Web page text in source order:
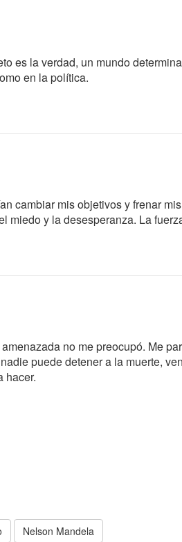
es la verdad, un mundo
en la política.
cambiar mis objetivos y frenar
miedo y la desesperanza. La
no me preocupó. Me
puede detener a la muerte,
hacer.
Nelson Mandela